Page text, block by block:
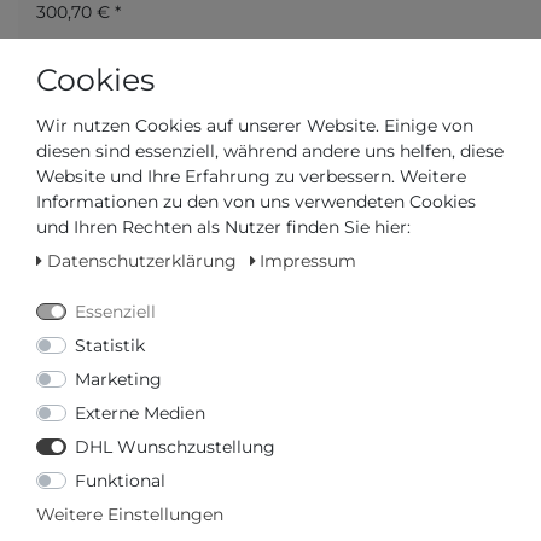
300,70 € *
Frage zum Artikel Preisanfrage
IN DEN WARENKORB
mehr Informationen zum Ratenkauf
* inkl. ges. MwSt. zzgl.Versandkosten
Cookies
Wir nutzen Cookies auf unserer Website. Einige von
diesen sind essenziell, während andere uns helfen, diese
Website und Ihre Erfahrung zu verbessern. Weitere
Informationen zu den von uns verwendeten Cookies
und Ihren Rechten als Nutzer finden Sie hier:
Datenschutzerklärung
Impressum
Essenziell
Statistik
Marketing
Externe Medien
DHL Wunschzustellung
Funktional
Weitere Einstellungen